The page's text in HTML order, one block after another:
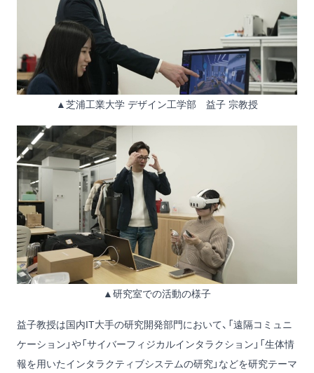
▲芝浦工業大学 デザイン工学部 益子 宗教授
▲研究室での活動の様子
益子教授は国内IT大手の研究開発部門において、「遠隔コミュニ
ケーション」や「サイバーフィジカルインタラクション」「生体情
報を用いたインタラクティブシステムの研究」などを研究テーマ